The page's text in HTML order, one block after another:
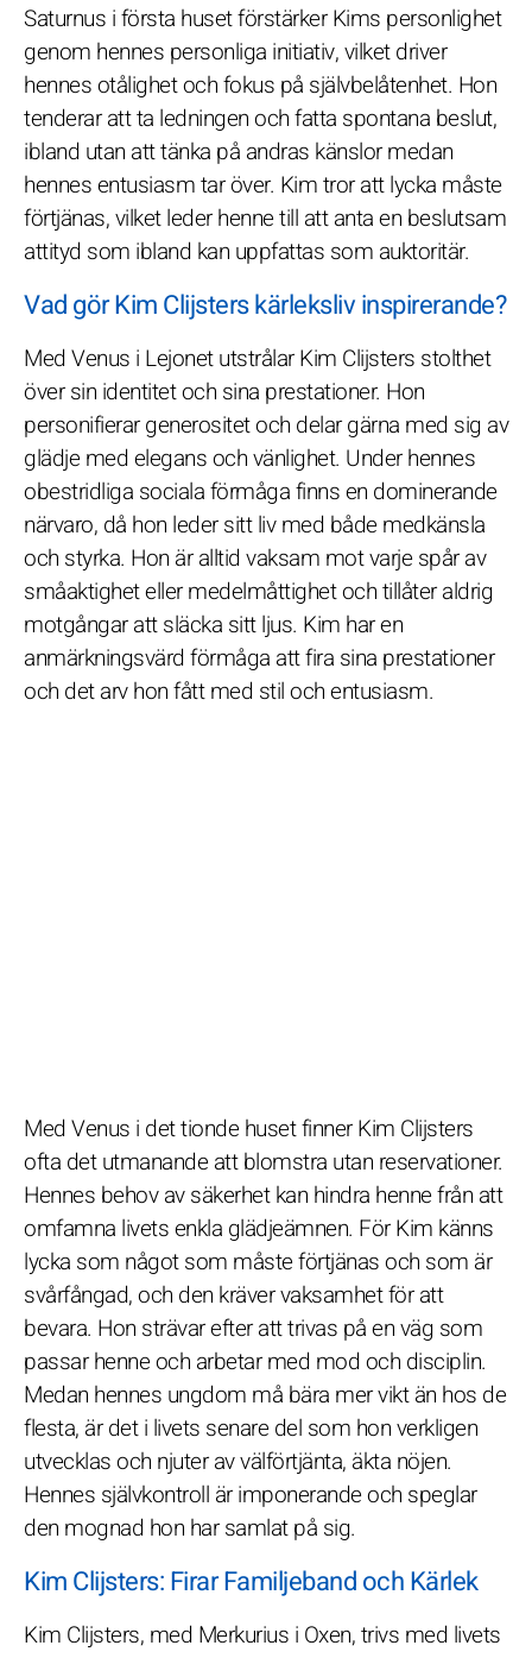
Saturnus i första huset förstärker Kims personlighet
genom hennes personliga initiativ, vilket driver
hennes otålighet och fokus på självbelåtenhet. Hon
tenderar att ta ledningen och fatta spontana beslut,
ibland utan att tänka på andras känslor medan
hennes entusiasm tar över. Kim tror att lycka måste
förtjänas, vilket leder henne till att anta en beslutsam
attityd som ibland kan uppfattas som auktoritär.
Vad gör Kim Clijsters kärleksliv inspirerande?
Med Venus i Lejonet utstrålar Kim Clijsters stolthet
över sin identitet och sina prestationer. Hon
personifierar generositet och delar gärna med sig av
glädje med elegans och vänlighet. Under hennes
obestridliga sociala förmåga finns en dominerande
närvaro, då hon leder sitt liv med både medkänsla
och styrka. Hon är alltid vaksam mot varje spår av
småaktighet eller medelmåttighet och tillåter aldrig
motgångar att släcka sitt ljus. Kim har en
anmärkningsvärd förmåga att fira sina prestationer
och det arv hon fått med stil och entusiasm.
Med Venus i det tionde huset finner Kim Clijsters
ofta det utmanande att blomstra utan reservationer.
Hennes behov av säkerhet kan hindra henne från att
omfamna livets enkla glädjeämnen. För Kim känns
lycka som något som måste förtjänas och som är
svårfångad, och den kräver vaksamhet för att
bevara. Hon strävar efter att trivas på en väg som
passar henne och arbetar med mod och disciplin.
Medan hennes ungdom må bära mer vikt än hos de
flesta, är det i livets senare del som hon verkligen
utvecklas och njuter av välförtjänta, äkta nöjen.
Hennes självkontroll är imponerande och speglar
den mognad hon har samlat på sig.
Kim Clijsters: Firar Familjeband och Kärlek
Kim Clijsters, med Merkurius i Oxen, trivs med livets